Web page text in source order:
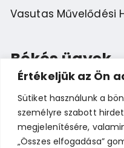
Értékeljük az Ön
Sütiket használunk a
személyre szabott
megjelenítésére,
„Összes elfogadása”
Vasutas Művelődési
Békés ügyek
Esemény ajánlása
Bemutatkozás